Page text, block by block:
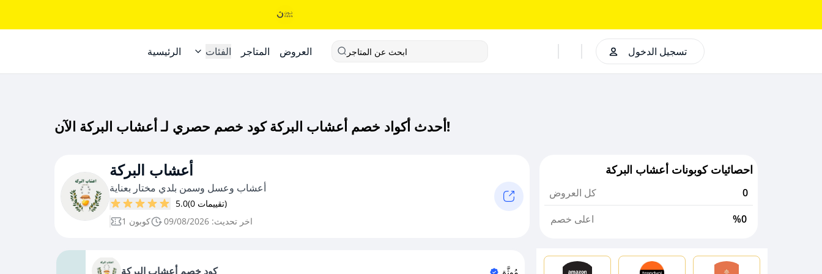
الرئيسية الفئات المتاجر العروض ابحث عن المتاجر تسجيل الدخول
أحدث أكواد خصم أعشاب البركة كود خصم حصري لـ أعشاب البركة الآن!
أعشاب البركة
أعشاب وعسل وسمن بلدي مختار بعناية
5.0
(0 تقييمات)
1 كوبون
اخر تحديث: 09/08/2026
احصائيات كوبونات أعشاب البركة
كل العروض
0
اعلى خصم
%0
كود خصم أعشاب البركة